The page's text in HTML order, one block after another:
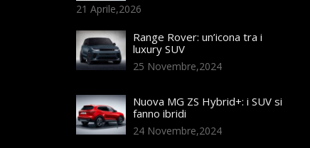
21 Aprile,2026
Range Rover: un’icona tra i
luxury SUV
25 Novembre,2024
Nuova MG ZS Hybrid+: i SUV si
fanno ibridi
24 Novembre,2024